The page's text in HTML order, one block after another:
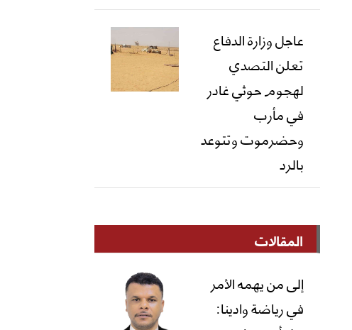
عاجل وزارة الدفاع
تعلن التصدي
لهجوم حوثي غادر
في مأرب
وحضرموت وتتوعد
بالرد
المقالات
إلى من يهمه الأمر
في رياضة وادينا: